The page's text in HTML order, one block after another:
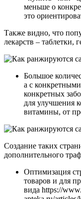
меньше о
это
Также видно, что
лекарств – таблетки,
Большое
а с
конкретных
для улучшения
витамины, от
Создание таких
дополнительного
Оптимизация
товаров и для
вида https://